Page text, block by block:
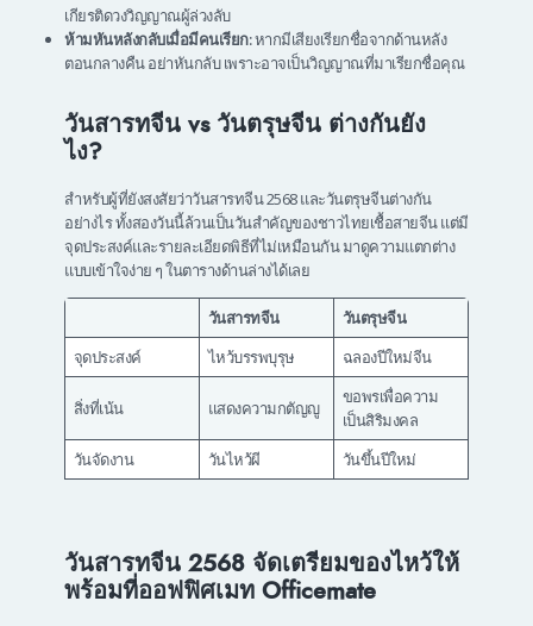
เกียรติดวงวิญญาณผู้ล่วงลับ
ห้ามหันหลังกลับเมื่อมีคนเรียก:หากมีเสียงเรียกชื่อจากด้านหลัง
ตอนกลางคืน อย่าหันกลับ เพราะอาจเป็นวิญญาณที่มาเรียกชื่อคุณ
วันสารทจีน vs วันตรุษจีน ต่างกันยัง
ไง?
สำหรับผู้ที่ยังสงสัยว่าวันสารทจีน 2568 และวันตรุษจีนต่างกัน
อย่างไร ทั้งสองวันนี้ล้วนเป็นวันสำคัญของชาวไทยเชื้อสายจีน แต่มี
จุดประสงค์และรายละเอียดพิธีที่ไม่เหมือนกัน มาดูความแตกต่าง
แบบเข้าใจง่าย ๆ ในตารางด้านล่างได้เลย
วันสารทจีน
วันตรุษจีน
จุดประสงค์
ไหว้บรรพบุรุษ ฉลองปีใหม่จีน
สิ่งที่เน้น แสดงความกตัญญู
ขอพรเพื่อความ
เป็นสิริมงคล
วันจัดงาน
วันไหว้ผี วันขึ้นปีใหม่
วันสารทจีน 2568 จัดเตรียมของไหว้ให้
พร้อมที่ออฟฟิศเมท Officemate